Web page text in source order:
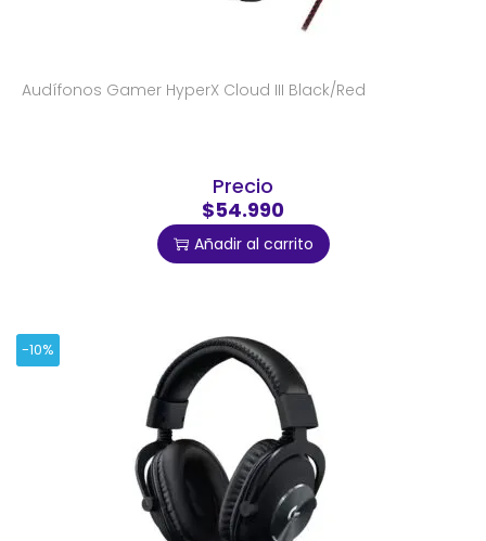
Audífonos Gamer HyperX Cloud III Black/Red
Precio
$54.990
Añadir al carrito
-10%